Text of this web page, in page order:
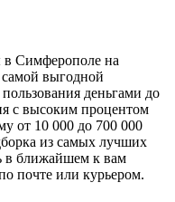
Симферополе на
выгодной
деньгами до
с высоким процентом
от 10 000 до 700 000
из самых лучших
в ближайшем к вам
почте или курьером.